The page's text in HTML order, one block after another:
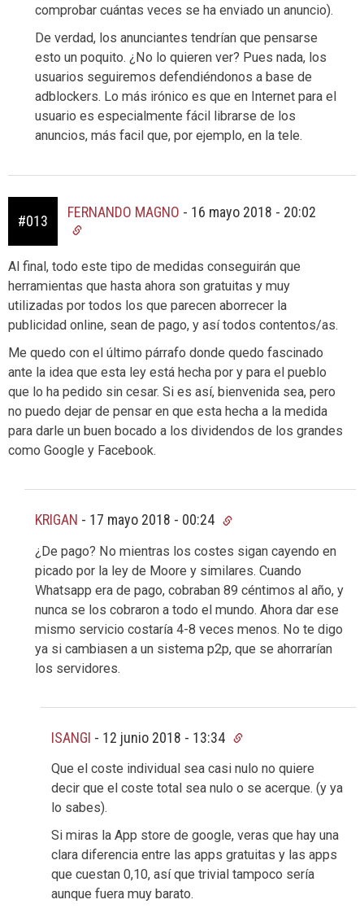
comprobar cuántas veces se ha enviado un anuncio).
De verdad, los anunciantes tendrían que pensarse
esto un poquito. ¿No lo quieren ver? Pues nada, los
usuarios seguiremos defendiéndonos a base de
adblockers. Lo más irónico es que en Internet para el
usuario es especialmente fácil librarse de los
anuncios, más facil que, por ejemplo, en la tele.
#013
FERNANDO MAGNO - 16 mayo 2018 - 20:02
Al final, todo este tipo de medidas conseguirán que
herramientas que hasta ahora son gratuitas y muy
utilizadas por todos los que parecen aborrecer la
publicidad online, sean de pago, y así todos contentos/as.
Me quedo con el último párrafo donde quedo fascinado
ante la idea que esta ley está hecha por y para el pueblo
que lo ha pedido sin cesar. Si es así, bienvenida sea, pero
no puedo dejar de pensar en que esta hecha a la medida
para darle un buen bocado a los dividendos de los grandes
como Google y Facebook.
KRIGAN - 17 mayo 2018 - 00:24
¿De pago? No mientras los costes sigan cayendo en
picado por la ley de Moore y similares. Cuando
Whatsapp era de pago, cobraban 89 céntimos al año, y
nunca se los cobraron a todo el mundo. Ahora dar ese
mismo servicio costaría 4-8 veces menos. No te digo
ya si cambiasen a un sistema p2p, que se ahorrarían
los servidores.
ISANGI - 12 junio 2018 - 13:34
Que el coste individual sea casi nulo no quiere
decir que el coste total sea nulo o se acerque. (y ya
lo sabes).
Si miras la App store de google, veras que hay una
clara diferencia entre las apps gratuitas y las apps
que cuestan 0,10, así que trivial tampoco sería
aunque fuera muy barato.